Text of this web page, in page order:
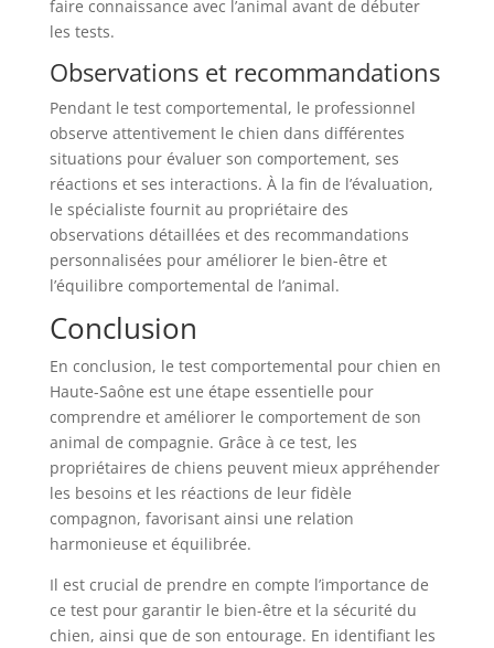
faire connaissance avec l’animal avant de débuter
les tests.
Observations et recommandations
Pendant le test comportemental, le professionnel
observe attentivement le chien dans différentes
situations pour évaluer son comportement, ses
réactions et ses interactions. À la fin de l’évaluation,
le spécialiste fournit au propriétaire des
observations détaillées et des recommandations
personnalisées pour améliorer le bien-être et
l’équilibre comportemental de l’animal.
Conclusion
En conclusion, le test comportemental pour chien en
Haute-Saône est une étape essentielle pour
comprendre et améliorer le comportement de son
animal de compagnie. Grâce à ce test, les
propriétaires de chiens peuvent mieux appréhender
les besoins et les réactions de leur fidèle
compagnon, favorisant ainsi une relation
harmonieuse et équilibrée.
Il est crucial de prendre en compte l’importance de
ce test pour garantir le bien-être et la sécurité du
chien, ainsi que de son entourage. En identifiant les